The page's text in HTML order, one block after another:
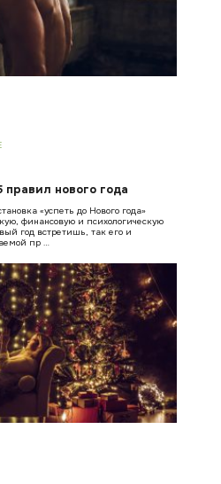
правил нового года
«успеть до Нового года»
финансовую и психологическую
год встретишь, так его и
пр …